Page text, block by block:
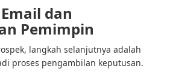
dan
Pemimpin
langkah selanjutnya adalah
proses pengambilan keputusan.